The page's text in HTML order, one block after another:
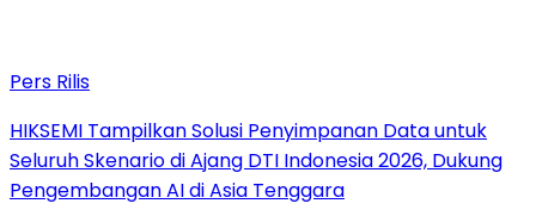
Pers Rilis
HIKSEMI Tampilkan Solusi Penyimpanan Data untuk
Seluruh Skenario di Ajang DTI Indonesia 2026, Dukung
Pengembangan AI di Asia Tenggara